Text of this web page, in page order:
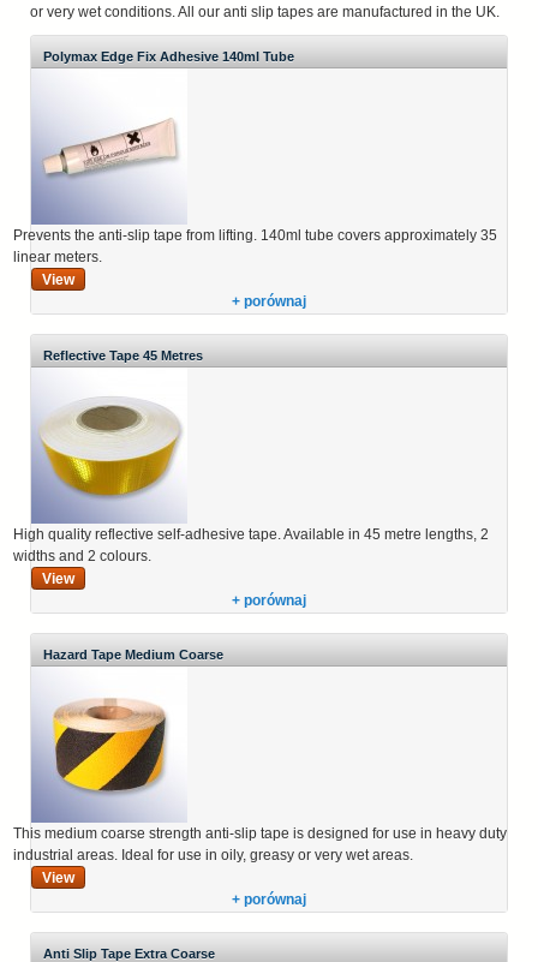
or very wet conditions. All our anti slip tapes are manufactured in the UK.
Polymax Edge Fix Adhesive 140ml Tube
Prevents the anti-slip tape from lifting. 140ml tube covers approximately 35
linear meters.
View
+ porównaj
Reflective Tape 45 Metres
High quality reflective self-adhesive tape. Available in 45 metre lengths, 2
widths and 2 colours.
View
+ porównaj
Hazard Tape Medium Coarse
This medium coarse strength anti-slip tape is designed for use in heavy duty
industrial areas. Ideal for use in oily, greasy or very wet areas.
View
+ porównaj
Anti Slip Tape Extra Coarse